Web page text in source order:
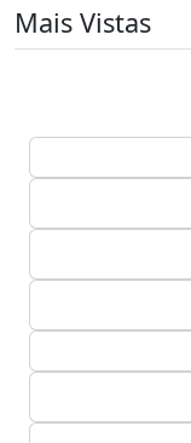
Mais Vistas